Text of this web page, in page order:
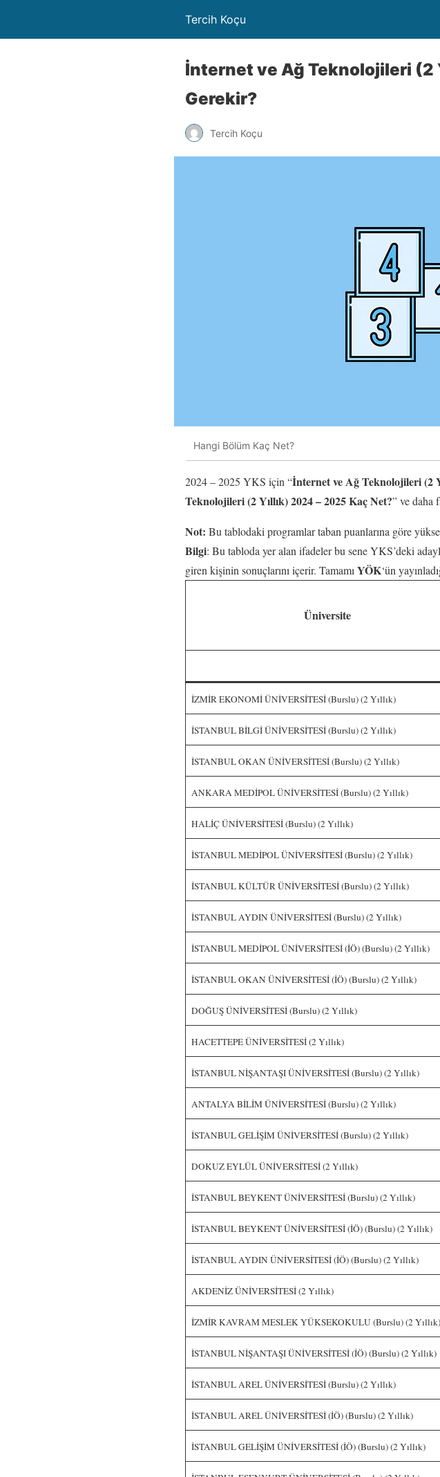
Tercih Koçu
İnternet ve Ağ Teknolojileri (2
Gerekir?
Tercih Koçu
Hangi Bölüm Kaç Net?
2024 – 2025 YKS için “İnternet ve Ağ Teknolojileri (2
Teknolojileri (2 Yıllık) 2024 – 2025 Kaç Net?” ve daha
Not: Bu tablodaki programlar taban puanlarına göre
Bilgi: Bu tabloda yer alan ifadeler bu sene YKS’deki
giren kişinin sonuçlarını içerir. Tamamı YÖK‘ün
Üniversite
İZMİR EKONOMİ ÜNİVERSİTESİ (Burslu) (2 Yıllık)
İSTANBUL BİLGİ ÜNİVERSİTESİ (Burslu) (2 Yıllık)
İSTANBUL OKAN ÜNİVERSİTESİ (Burslu) (2 Yıllık)
ANKARA MEDİPOL ÜNİVERSİTESİ (Burslu) (2 Yıllık)
HALİÇ ÜNİVERSİTESİ (Burslu) (2 Yıllık)
İSTANBUL MEDİPOL ÜNİVERSİTESİ (Burslu) (2 Yıllık)
İSTANBUL KÜLTÜR ÜNİVERSİTESİ (Burslu) (2 Yıllık)
İSTANBUL AYDIN ÜNİVERSİTESİ (Burslu) (2 Yıllık)
İSTANBUL MEDİPOL ÜNİVERSİTESİ (İÖ) (Burslu) (2 Yıllık)
İSTANBUL OKAN ÜNİVERSİTESİ (İÖ) (Burslu) (2 Yıllık)
DOĞUŞ ÜNİVERSİTESİ (Burslu) (2 Yıllık)
HACETTEPE ÜNİVERSİTESİ (2 Yıllık)
İSTANBUL NİŞANTAŞI ÜNİVERSİTESİ (Burslu) (2 Yıllık)
ANTALYA BİLİM ÜNİVERSİTESİ (Burslu) (2 Yıllık)
İSTANBUL GELİŞİM ÜNİVERSİTESİ (Burslu) (2 Yıllık)
DOKUZ EYLÜL ÜNİVERSİTESİ (2 Yıllık)
İSTANBUL BEYKENT ÜNİVERSİTESİ (Burslu) (2 Yıllık)
İSTANBUL BEYKENT ÜNİVERSİTESİ (İÖ) (Burslu) (2 Yıllık)
İSTANBUL AYDIN ÜNİVERSİTESİ (İÖ) (Burslu) (2 Yıllık)
AKDENİZ ÜNİVERSİTESİ (2 Yıllık)
İZMİR KAVRAM MESLEK YÜKSEKOKULU (Burslu) (2 Yıllık)
İSTANBUL NİŞANTAŞI ÜNİVERSİTESİ (İÖ) (Burslu) (2 Yıllık)
İSTANBUL AREL ÜNİVERSİTESİ (Burslu) (2 Yıllık)
İSTANBUL AREL ÜNİVERSİTESİ (İÖ) (Burslu) (2 Yıllık)
İSTANBUL GELİŞİM ÜNİVERSİTESİ (İÖ) (Burslu) (2 Yıllık)